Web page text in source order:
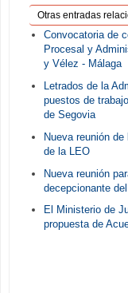
Otras entradas
Convocatoria de
Procesal y
y Vélez - Málaga
Letrados de la
puestos de
de Segovia
Nueva reunión
de la LEO
Nueva reunión
decepcionante
El Ministerio de
propuesta de